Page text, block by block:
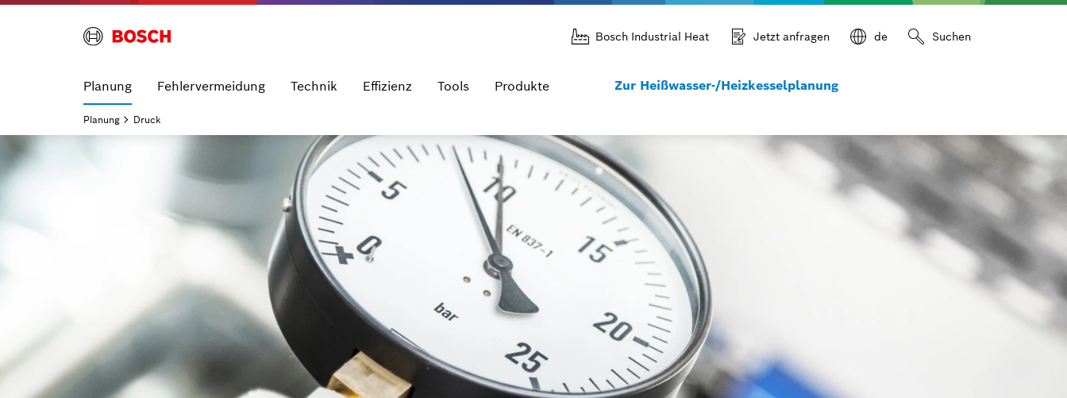
Bosch Industrial Heat Jetzt anfragen de Suchen
Planung Fehlervermeidung Technik Effizienz Tools Produkte Zur Heißwasser-/Heizkesselplanung
Planung Druck